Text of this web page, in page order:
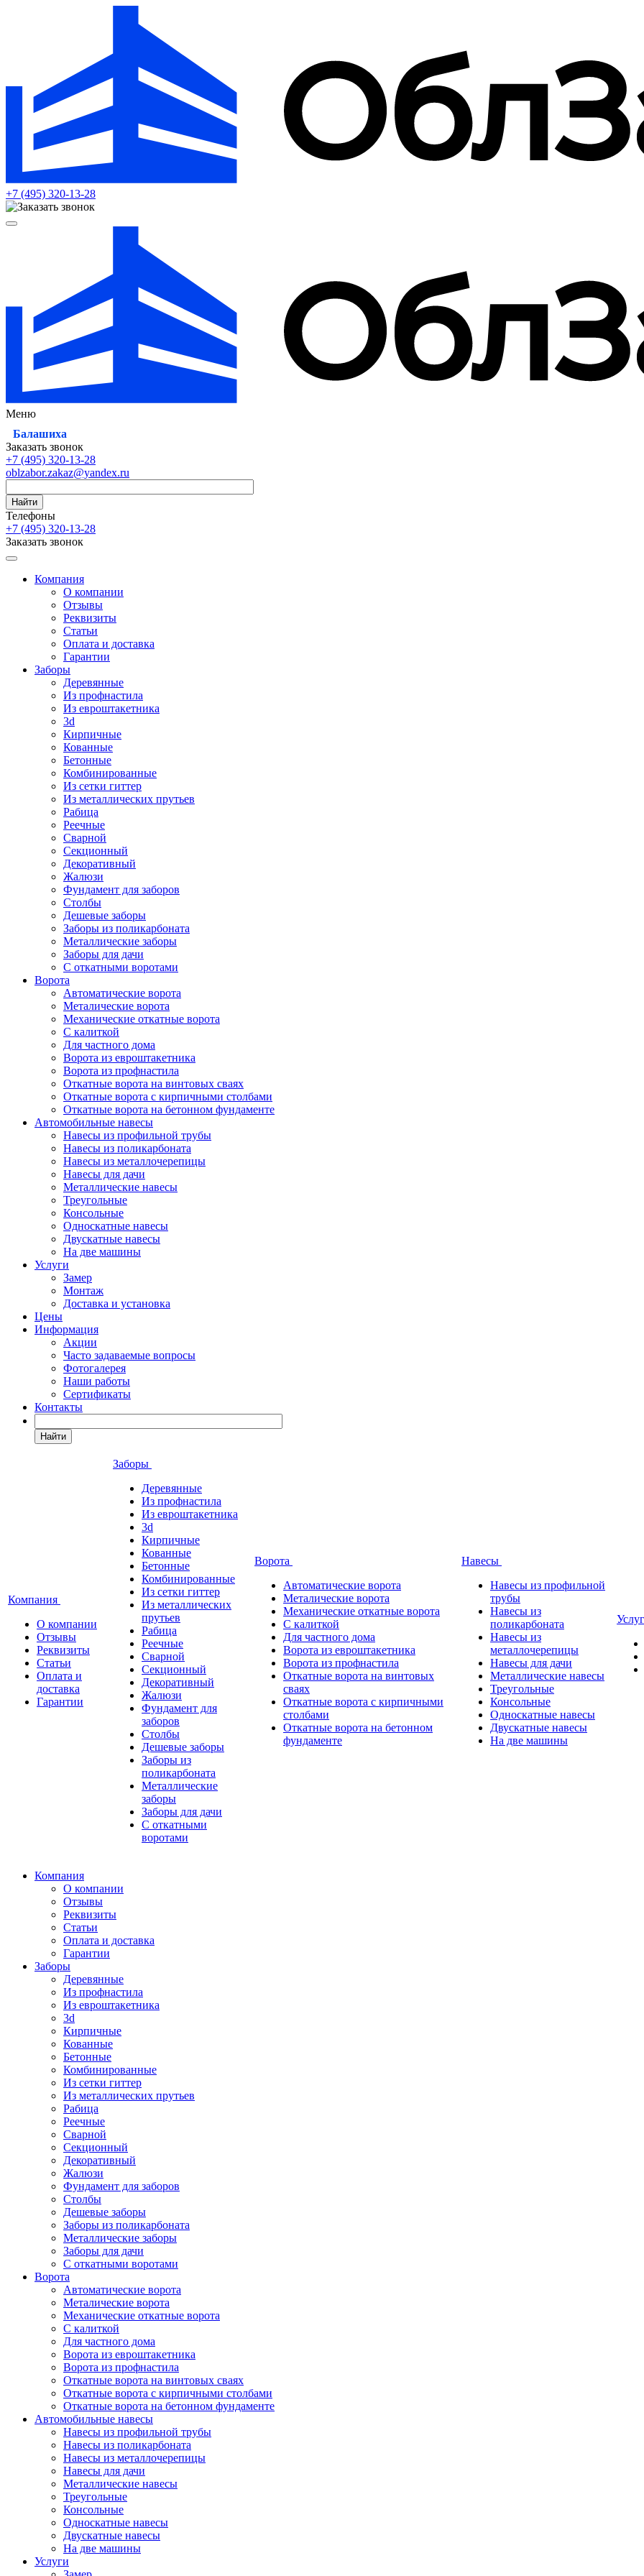
+7 (495) 320-13-28
Меню
Балашиха
Заказать звонок
+7 (495) 320-13-28
oblzabor.zakaz@yandex.ru
Найти
Телефоны
+7 (495) 320-13-28
Заказать звонок
Компания
О компании
Отзывы
Реквизиты
Статьи
Оплата и доставка
Гарантии
Заборы
Деревянные
Из профнастила
Из евроштакетника
3d
Кирпичные
Кованные
Бетонные
Комбинированные
Из сетки гиттер
Из металлических прутьев
Рабица
Реечные
Сварной
Секционный
Декоративный
Жалюзи
Фундамент для заборов
Столбы
Дешевые заборы
Заборы из поликарбоната
Металлические заборы
Заборы для дачи
С откатными воротами
Ворота
Автоматические ворота
Металические ворота
Механические откатные ворота
С калиткой
Для частного дома
Ворота из евроштакетника
Ворота из профнастила
Откатные ворота на винтовых сваях
Откатные ворота с кирпичными столбами
Откатные ворота на бетонном фундаменте
Автомобильные навесы
Навесы из профильной трубы
Навесы из поликарбоната
Навесы из металлочерепицы
Навесы для дачи
Металлические навесы
Треугольные
Консольные
Односкатные навесы
Двускатные навесы
На две машины
Услуги
Замер
Монтаж
Доставка и установка
Цены
Информация
Акции
Часто задаваемые вопросы
Фотогалерея
Наши работы
Сертификаты
Контакты
Найти
Компания
О компании
Отзывы
Реквизиты
Статьи
Оплата и
доставка
Гарантии
Заборы
Деревянные
Из профнастила
Из евроштакетника
3d
Кирпичные
Кованные
Бетонные
Комбинированные
Из сетки гиттер
Из металлических
прутьев
Рабица
Реечные
Сварной
Секционный
Декоративный
Жалюзи
Фундамент для
заборов
Столбы
Дешевые заборы
Заборы из
поликарбоната
Металлические
заборы
Заборы для дачи
С откатными
воротами
Ворота
Автоматические ворота
Металические ворота
Механические откатные ворота
С калиткой
Для частного дома
Ворота из евроштакетника
Ворота из профнастила
Откатные ворота на винтовых
сваях
Откатные ворота с кирпичными
столбами
Откатные ворота на бетонном
фундаменте
Навесы
Навесы из профильной
трубы
Навесы из
поликарбоната
Навесы из
металлочерепицы
Навесы для дачи
Металлические навесы
Треугольные
Консольные
Односкатные навесы
Двускатные навесы
На две машины
Компания
О компании
Отзывы
Реквизиты
Статьи
Оплата и доставка
Гарантии
Заборы
Деревянные
Из профнастила
Из евроштакетника
3d
Кирпичные
Кованные
Бетонные
Комбинированные
Из сетки гиттер
Из металлических прутьев
Рабица
Реечные
Сварной
Секционный
Декоративный
Жалюзи
Фундамент для заборов
Столбы
Дешевые заборы
Заборы из поликарбоната
Металлические заборы
Заборы для дачи
С откатными воротами
Ворота
Автоматические ворота
Металические ворота
Механические откатные ворота
С калиткой
Для частного дома
Ворота из евроштакетника
Ворота из профнастила
Откатные ворота на винтовых сваях
Откатные ворота с кирпичными столбами
Откатные ворота на бетонном фундаменте
Автомобильные навесы
Навесы из профильной трубы
Навесы из поликарбоната
Навесы из металлочерепицы
Навесы для дачи
Металлические навесы
Треугольные
Консольные
Односкатные навесы
Двускатные навесы
На две машины
Услуги